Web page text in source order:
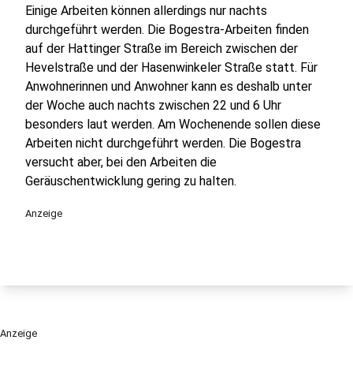
Einige Arbeiten können allerdings nur nachts
durchgeführt werden. Die Bogestra-Arbeiten finden
auf der Hattinger Straße im Bereich zwischen der
Hevelstraße und der Hasenwinkeler Straße statt. Für
Anwohnerinnen und Anwohner kann es deshalb unter
der Woche auch nachts zwischen 22 und 6 Uhr
besonders laut werden. Am Wochenende sollen diese
Arbeiten nicht durchgeführt werden. Die Bogestra
versucht aber, bei den Arbeiten die
Geräuschentwicklung gering zu halten.
Anzeige
Anzeige